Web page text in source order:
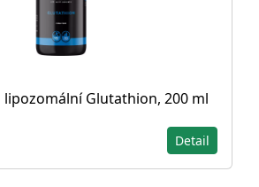
Glutathion, 200 ml
Detail